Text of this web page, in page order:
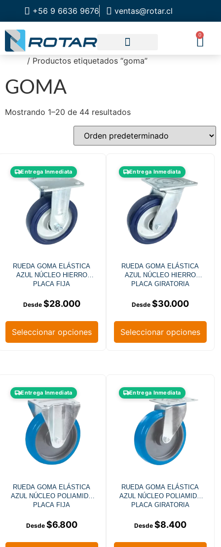
+56 9 6636 9676 ventas@rotar.cl
0
/ Productos etiquetados “goma”
GOMA
Mostrando 1–20 de 44 resultados
Entrega Inmediata
RUEDA GOMA ELÁSTICA
AZUL NÚCLEO HIERRO
PLACA FIJA
$28.000
Seleccionar opciones
Entrega Inmediata
RUEDA GOMA ELÁSTICA
AZUL NÚCLEO HIERRO
PLACA GIRATORIA
$30.000
Seleccionar opciones
Entrega Inmediata
RUEDA GOMA ELÁSTICA
AZUL NÚCLEO POLIAMIDA
PLACA FIJA
$6.800
Entrega Inmediata
RUEDA GOMA ELÁSTICA
AZUL NÚCLEO POLIAMIDA
PLACA GIRATORIA
$8.400